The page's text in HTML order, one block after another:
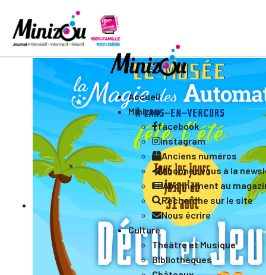
Accueil
Minizou
facebook
instagram
Anciens numéros
Abonnez vous à la
Abonnement au
Recherche sur le site
Nous écrire
Culture
Théâtre et Musique
Bibliothèques